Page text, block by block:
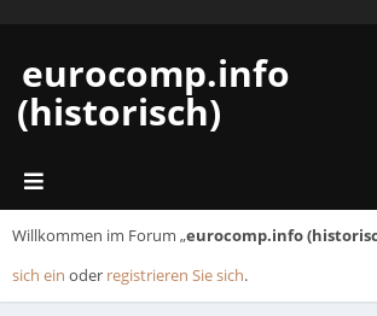
eurocomp.info
(historisch)
Willkommen im Forum „eurocomp.info
sich ein oder registrieren Sie sich.